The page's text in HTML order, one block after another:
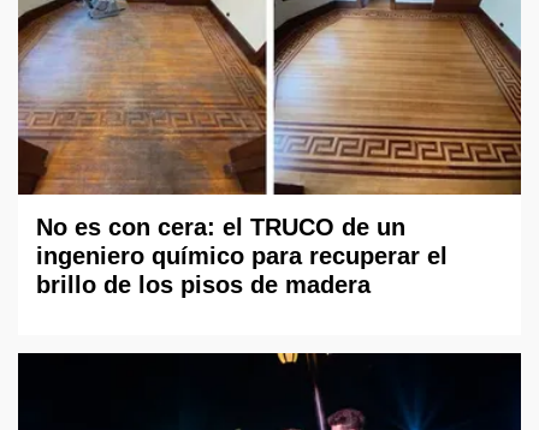
No es con cera: el TRUCO de un
ingeniero químico para recuperar el
brillo de los pisos de madera